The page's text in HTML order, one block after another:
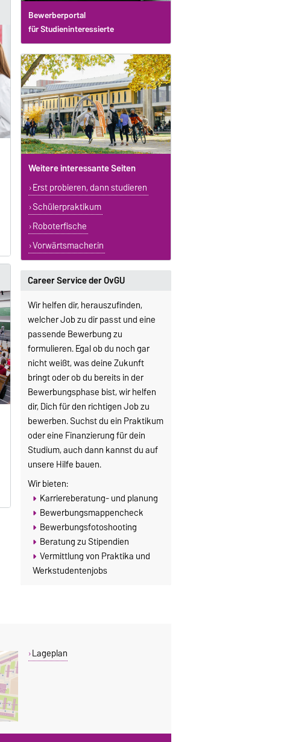
Bewerberportal
für Studieninteressierte
Weitere interessante Seiten
Erst probieren, dann studieren
Schülerpraktikum
Roboterfische
Vorwärtsmacher.in
Career Service der OvGU
Wir helfen dir, herauszufinden,
welcher Job zu dir passt und eine
passende Bewerbung zu
formulieren. Egal ob du noch gar
nicht weißt, was deine Zukunft
bringt oder ob du bereits in der
Bewerbungsphase bist, wir helfen
dir, Dich für den richtigen Job zu
bewerben. Suchst du ein Praktikum
oder eine Finanzierung für dein
Studium, auch dann kannst du auf
unsere Hilfe bauen.
Wir bieten:
Karriereberatung- und planung
Bewerbungsmappencheck
Bewerbungsfotoshooting
Beratung zu Stipendien
Vermittlung von Praktika und
Werkstudentenjobs
Lageplan